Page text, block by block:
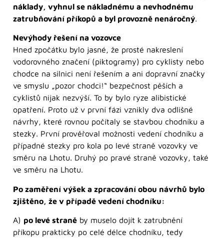
náklady, vyhnul se nákladnému a nevhodnému
zatrubňování příkopů a byl provozně nenáročný.
Nevýhody řešení na vozovce
Hned zpočátku bylo jasné, že prosté nakreslení
vodorovného značení (piktogramy) pro cyklisty nebo
chodce na silnici není řešením a ani dopravní značky
ve smyslu „pozor chodci!“ bezpečnost pěších a
cyklistů nijak nezvýší. To by bylo ryze alibistické
opatření. Proto už v první fázi vznikly dva odlišné
návrhy, které rovnou počítaly se stavbou chodníku a
stezky. První prověřoval možnosti vedení chodníku a
případné stezky pro kola po levé straně vozovky ve
směru na Lhotu. Druhý po pravé straně vozovky, také
ve směru na Lhotu.
Po zaměření výšek a zpracování obou návrhů bylo
zjištěno, že v případě vedení chodníku:
A) po levé straně by muselo dojít k zatrubnění
příkopu prakticky po celé délce chodníku, tedy